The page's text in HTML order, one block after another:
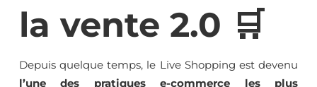
la vente 2.0 🛒
Depuis quelque temps, le Live Shopping est devenu
l’une des pratiques e-commerce les plus